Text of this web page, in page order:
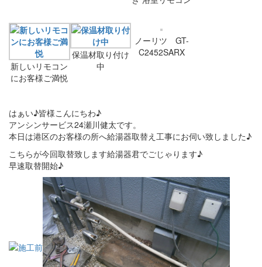
新しいリモコン
にお客様ご満悦
保温材取り付け
中
ノーリツ GT-
C2452SARX
はぁい♪皆様こんにちわ♪
アンシンサービス24瀬川健太です。
本日は港区のお客様の所へ給湯器取替え工事にお伺い致しました♪
こちらが今回取替致します給湯器君でごじゃります♪
早速取替開始♪